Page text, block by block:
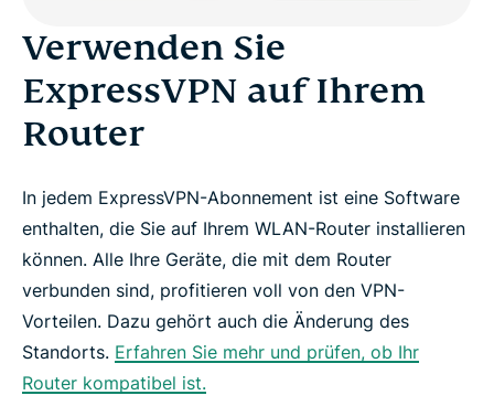
Verwenden Sie
ExpressVPN auf Ihrem
Router
In jedem ExpressVPN-Abonnement ist eine Software
enthalten, die Sie auf Ihrem WLAN-Router installieren
können. Alle Ihre Geräte, die mit dem Router
verbunden sind, profitieren voll von den VPN-
Vorteilen. Dazu gehört auch die Änderung des
Standorts. Erfahren Sie mehr und prüfen, ob Ihr
Router kompatibel ist.